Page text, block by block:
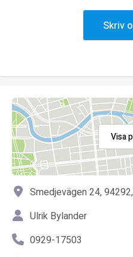
Skriv
Visa
Smedjevägen 24,
Ulrik Bylander
0929-17503